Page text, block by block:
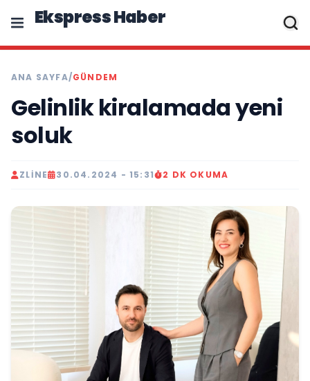
Ekspress Haber
ANA SAYFA/GÜNDEM
Gelinlik kiralamada yeni
soluk
ZLINE 30.04.2024 - 15:31 2 DK OKUMA